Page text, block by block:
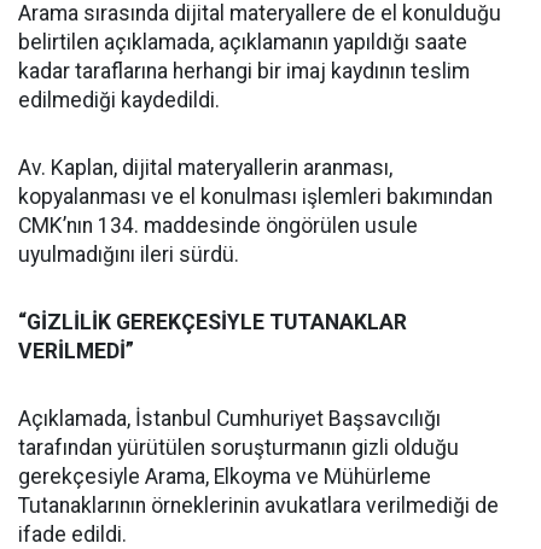
Arama sırasında dijital materyallere de el konulduğu
belirtilen açıklamada, açıklamanın yapıldığı saate
kadar taraflarına herhangi bir imaj kaydının teslim
edilmediği kaydedildi.
Av. Kaplan, dijital materyallerin aranması,
kopyalanması ve el konulması işlemleri bakımından
CMK’nın 134. maddesinde öngörülen usule
uyulmadığını ileri sürdü.
“GİZLİLİK GEREKÇESİYLE TUTANAKLAR
VERİLMEDİ”
Açıklamada, İstanbul Cumhuriyet Başsavcılığı
tarafından yürütülen soruşturmanın gizli olduğu
gerekçesiyle Arama, Elkoyma ve Mühürleme
Tutanaklarının örneklerinin avukatlara verilmediği de
ifade edildi.